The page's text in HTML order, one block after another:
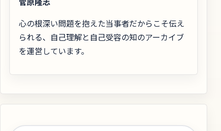
心の根深い問題を抱えた当事者だからこそ伝え
られる、自己理解と自己受容の知のアーカイブ
を運営しています。